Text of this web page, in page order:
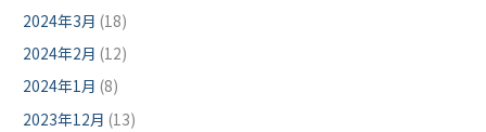
2024年3月 (18)
2024年2月 (12)
2024年1月 (8)
2023年12月 (13)